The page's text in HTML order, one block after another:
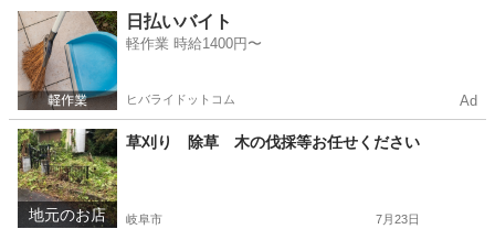
岐阜 岐阜市 茶所駅 建築
日払いバイト
軽作業 時給1400円〜
ヒバライドットコム Ad
地元のお店
草刈り 除草 木の伐採等お任せください
岐阜市 7月23日